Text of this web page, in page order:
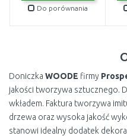
Do porównania
Doniczka WOODE firmy
jakości tworzywa sztucznego.
wkładem. Faktura tworzywa
drzewa oraz wysoka jakość
stanowi idealny dodatek